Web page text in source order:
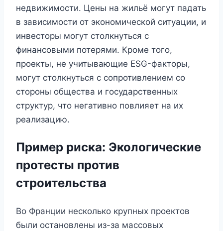
недвижимости. Цены на жильё могут падать
в зависимости от экономической ситуации, и
инвесторы могут столкнуться с
финансовыми потерями. Кроме того,
проекты, не учитывающие ESG-факторы,
могут столкнуться с сопротивлением со
стороны общества и государственных
структур, что негативно повлияет на их
реализацию.
Пример риска: Экологические
протесты против
строительства
Во Франции несколько крупных проектов
были остановлены из-за массовых